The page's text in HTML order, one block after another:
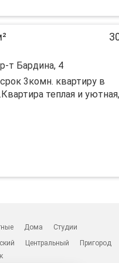
т Бардина, 4
3комн. квартиру в
теплая и
Дома
Студии
Центральный
Пригород